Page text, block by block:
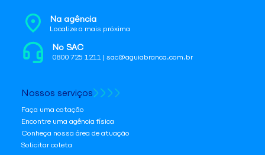
Na agência
Localize a mais próxima
No SAC
0800 725 1211 | sac@aguiabranca.com.br
Nossos serviços
Faça uma cotação
Encontre uma agência física
Conheça nossa área de atuação
Solicitar coleta